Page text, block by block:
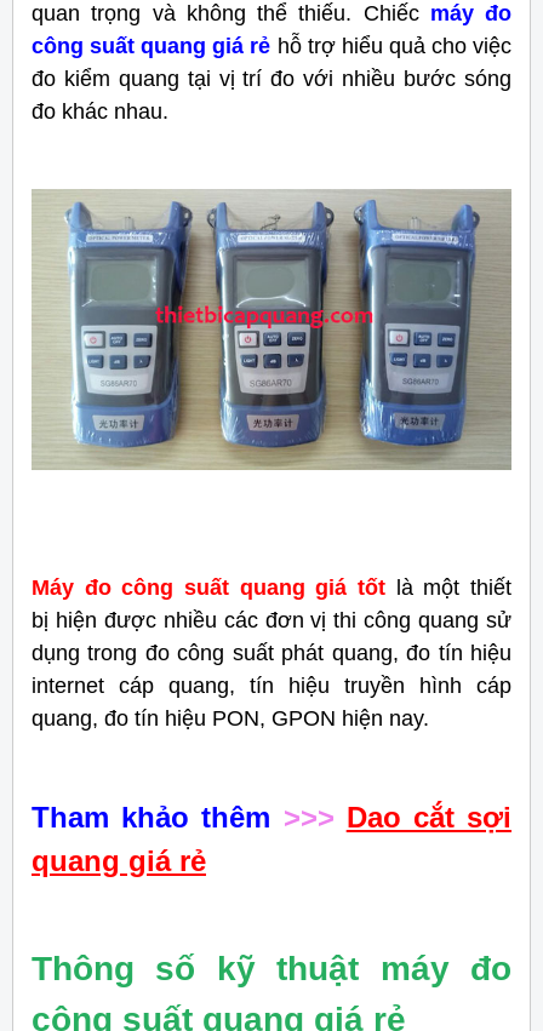
quan trọng và không thể thiếu. Chiếc máy đo
công suất quang giá rẻ hỗ trợ hiểu quả cho việc
đo kiểm quang tại vị trí đo với nhiều bước sóng
đo khác nhau.
Máy đo công suất quang giá tốt là một thiết
bị hiện được nhiều các đơn vị thi công quang sử
dụng trong đocông suất phát quang, đo tín hiệu
internet cáp quang, tín hiệu truyền hình cáp
quang, đo tín hiệu PON, GPON hiện nay.
Tham khảo thêm >>> Dao cắt sợi
quang giá rẻ
Thông số kỹ thuật máy đo
công suất quang giá rẻ